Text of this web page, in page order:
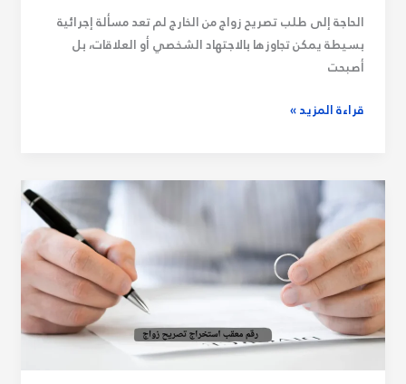
الحاجة إلى طلب تصريح زواج من الخارج لم تعد مسألة إجرائية
بسيطة يمكن تجاوزها بالاجتهاد الشخصي أو العلاقات، بل
أصبحت
قراءة المزيد »
معقب
استخراج
تصريح
زواج
وخدمات
المكاتب
المعتمدة
966562367406+